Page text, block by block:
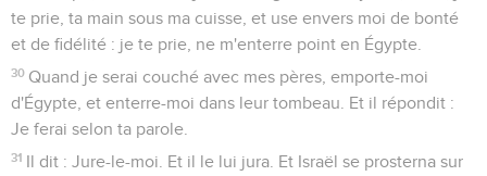
te prie, ta main sous ma cuisse, et use envers moi de bonté
et de fidélité : je te prie, ne m'enterre point en Égypte.
30 Quand je serai couché avec mes pères, emporte-moi
d'Égypte, et enterre-moi dans leur tombeau. Et il répondit :
Je ferai selon ta parole.
31 Il dit : Jure-le-moi. Et il le lui jura. Et Israël se prosterna sur